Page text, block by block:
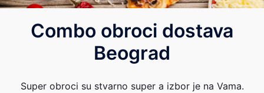
Combo obroci dostava
Beograd
Super obroci su stvarno super a izbor je na Vama.